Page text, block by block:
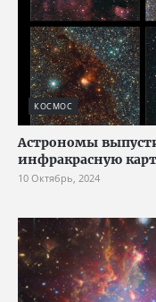
КОСМОС
Астрономы
инфракрасную
10 Октябрь, 2024